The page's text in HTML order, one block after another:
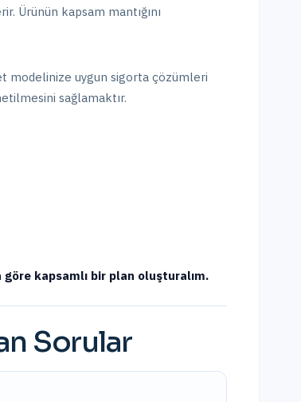
Ürünün kapsam mantığını
modelinize uygun sigorta çözümleri
sağlamaktır.
kapsamlı bir plan oluşturalım.
Sorular